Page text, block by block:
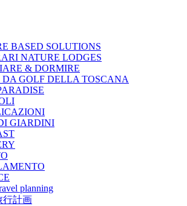
BASED SOLUTIONS
NATURE LODGES
& DORMIRE
DA GOLF DELLA TOSCANA
GIARDINI
planning
行計画